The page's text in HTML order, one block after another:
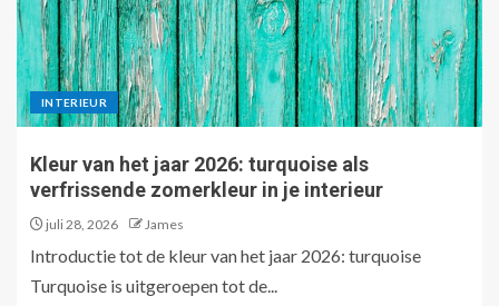
INTERIEUR
Kleur van het jaar 2026: turquoise als
verfrissende zomerkleur in je interieur
juli 28, 2026 James
Introductie tot de kleur van het jaar 2026: turquoise
Turquoise is uitgeroepen tot de...